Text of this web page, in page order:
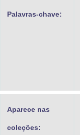
Palavras-chave:
Aparece nas
coleções: